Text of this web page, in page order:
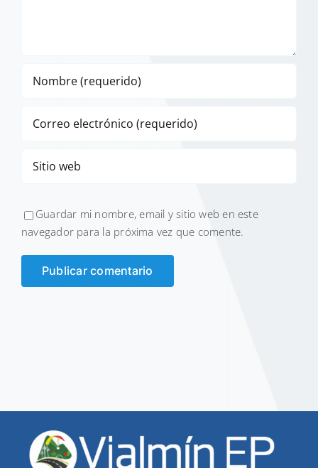
Guardar mi nombre, email y sitio web en este
navegador para la próxima vez que comente.